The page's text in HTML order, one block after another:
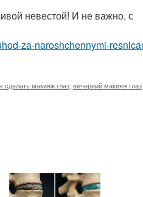
невестой! И не важно, с
za-naroshchennymi-
сделать макияж глаз вечерний макияж глаз